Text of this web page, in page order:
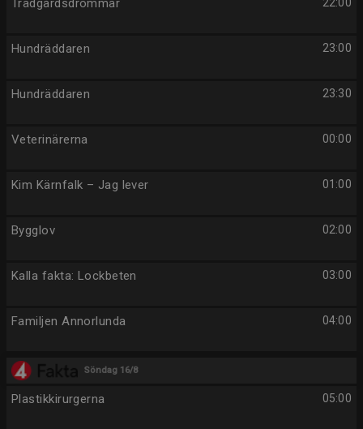
Trädgårdsdrömmar
23:00
Hundräddaren
23:30
Hundräddaren
00:00
Veterinärerna
01:00
Kim Kärnfalk – Jag lever
02:00
Bygglov
03:00
Kalla fakta: Lockbeten
04:00
Familjen Annorlunda
Söndag 16/8
05:00
Plastikkirurgerna